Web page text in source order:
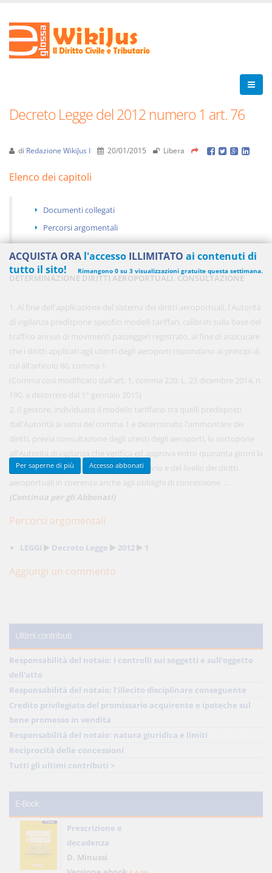
Decreto Legge del 2012 numero 1 art. 76
di Redazione WikiJus I 20/01/2015 Libera
Elenco dei capitoli
Documenti collegati
Percorsi argomentali
DETERMINAZIONE DIRITTI AEROPORTUALI. CONSULTAZIONE
1. Al fine dell'applicazione del sistema dei diritti aeroportuali, l'Autorità
di vigilanza predispone specifici modelli tariffari, calibrati sulla base del
traffico annuo di movimenti passeggeri registrato, al fine di assicurare
che i diritti applicati agli utenti degli aeroporti rispondano ai principi di
cui all'articolo 80, comma 1.
(Comma così modificato dall'art. 1, comma 220, L. 23 dicembre 2014, n.
190, a decorrere dal 1° gennaio 2015)
2. Il gestore, individuato il modello tariffario tra quelli predisposti
dall'Autorità ai sensi del comma 1 e determinato l'ammontare dei
diritti, previa consultazione degli utenti degli aeroporti, lo sottopone
all'Autorità di vigilanza che verifica ed approva entro quaranta giorni la
corretta applicazione del modello tariffario e del livello dei diritti
aeroportuali in coerenza anche agli obblighi di concessione. ...
(Continua per gli Abbonati)
Percorsi argomentali
LEGGI Decreto Legge 2012 1
Aggiungi un commento
Ultimi contributi
Responsabilità del notaio: i controlli sui soggetti e sull'oggetto
dell'atto
Responsabilità del notaio: l'illecito disciplinare conseguente
Credito privilegiato del promissario acquirente e ipoteche sul
bene promesso in vendita
Responsabilità del notaio: natura giuridica e limiti
Reciprocità delle concessioni
Tutti gli ultimi contributi >
E-Book
Prescrizione e
decadenza
D. Minussi
ACQUISTA ORA l'accesso ILLIMITATO ai contenuti di
tutto il sito!
Rimangono 0 su 3 visualizzazioni gratuite questa settimana.
450,00 € ANNUALI
anziché570.00€,risparmi il 21%!
Acquista ora
48,00 € MENSILI
Acquista ora
Per saperne di più Accesso abbonati